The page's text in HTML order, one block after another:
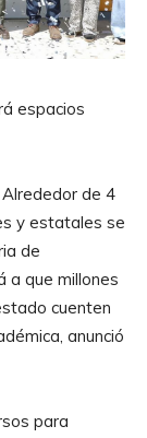
espacios
de 4
y estatales se
de
a que millones
cuenten
anunció
para